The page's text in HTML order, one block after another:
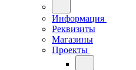
Информация
Реквизиты
Магазины
Проекты